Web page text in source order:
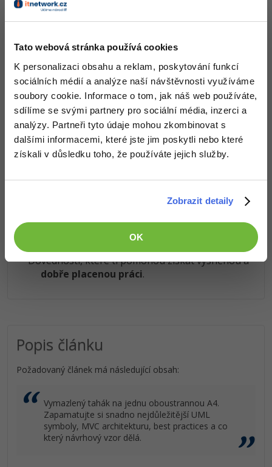
Tato webová stránka používá cookies
K personalizaci obsahu a reklam, poskytování funkcí
sociálních médií a analýze naší návštěvnosti využíváme
soubory cookie. Informace o tom, jak náš web používáte,
sdílíme se svými partnery pro sociální média, inzerci a
analýzy. Partneři tyto údaje mohou zkombinovat s
dalšími informacemi, které jste jim poskytli nebo které
získali v důsledku toho, že používáte jejich služby.
Zobrazit detaily
OK
Windows
Linux
Sítě
Kybernetická bezpečnost
Elektronický podpis
Došel jsi až sem a to je super! Věříme, že ti první lekce
ukázaly něco nového a užitečného.
Chceš v kurzu pokračovat? Přejdi doprémiové sekce
Obsah článku spadá pod licenci Premium , koupí článku souhlasíš
Přístup k jednotlivým lekcím dle způsobu pořízení.
Dovednosti, které ti pomohou získat vysněnou a
dobře placenou práci.
Popis článku
Požadovaný článek má následující obsah:
Vymazlený tahák na jednu oboustrannou A4.
Zapamatujte si snadno nejdůležitější UML
symboly, MVC architekturu, best practices a co
který návrhový vzor dělá.